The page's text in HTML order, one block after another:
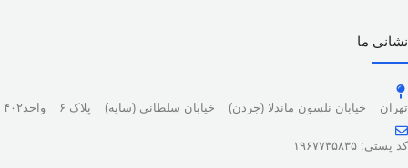
نشانی ما
تهران _ خیابان نلسون ماندلا (جردن) _ خیابان سلطانی (سایه) _ پلاک ۶ _ واحد۴۰۲
کد پستی: ۱۹۶۷۷۳۵۸۳۵